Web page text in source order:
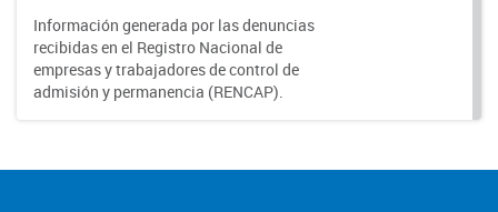
Información generada por las denuncias
recibidas en el Registro Nacional de
empresas y trabajadores de control de
admisión y permanencia (RENCAP).